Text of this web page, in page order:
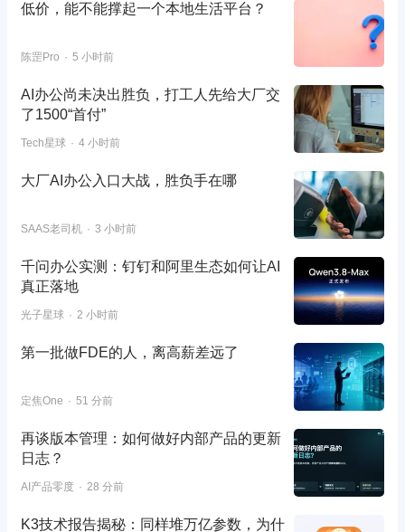
低价，能不能撑起一个本地生活平台？
陈罡Pro 5 小时前
AI办公尚未决出胜负，打工人先给大厂交
了1500“首付”
Tech星球 4 小时前
大厂AI办公入口大战，胜负手在哪
SAAS老司机 3 小时前
千问办公实测：钉钉和阿里生态如何让AI
真正落地
光子星球 2 小时前
第一批做FDE的人，离高薪差远了
定焦One 51 分前
再谈版本管理：如何做好内部产品的更新
日志？
AI产品零度 28 分前
K3技术报告揭秘：同样堆万亿参数，为什